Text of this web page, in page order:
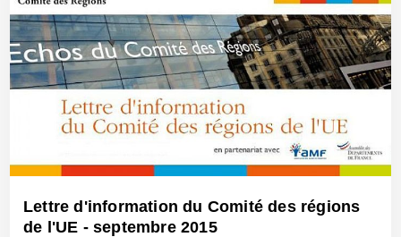
4 Nov 2015 - Réf: BW14056
Lettre d'information du Comité des régions
de l'UE - septembre 2015